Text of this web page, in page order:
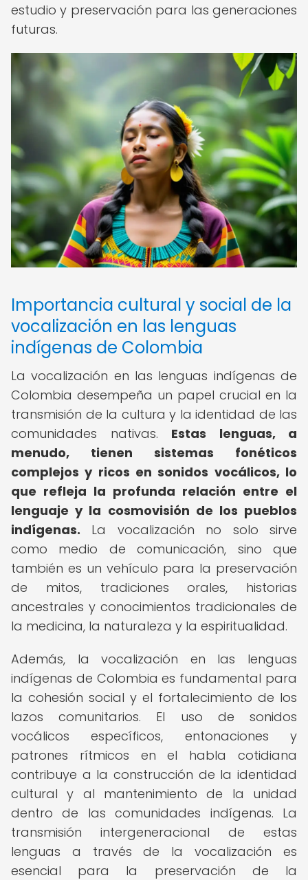
estudio y preservación para las generaciones
futuras.
Importancia cultural y social de la
vocalización en las lenguas
indígenas de Colombia
La vocalización en las lenguas indígenas de
Colombia desempeña un papel crucial en la
transmisión de la cultura y la identidad de las
comunidades nativas. Estas lenguas, a
menudo, tienen sistemas fonéticos
complejos y ricos en sonidos vocálicos, lo
que refleja la profunda relación entre el
lenguaje y la cosmovisión de los pueblos
indígenas. La vocalización no solo sirve
como medio de comunicación, sino que
también es un vehículo para la preservación
de mitos, tradiciones orales, historias
ancestrales y conocimientos tradicionales de
la medicina, la naturaleza y la espiritualidad.
Además, la vocalización en las lenguas
indígenas de Colombia es fundamental para
la cohesión social y el fortalecimiento de los
lazos comunitarios. El uso de sonidos
vocálicos específicos, entonaciones y
patrones rítmicos en el habla cotidiana
contribuye a la construcción de la identidad
cultural y al mantenimiento de la unidad
dentro de las comunidades indígenas. La
transmisión intergeneracional de estas
lenguas a través de la vocalización es
esencial para la preservación de la